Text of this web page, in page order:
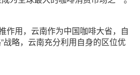
作用，云南作为中国咖啡大省，自
战略，云南充分利用自身的区位优